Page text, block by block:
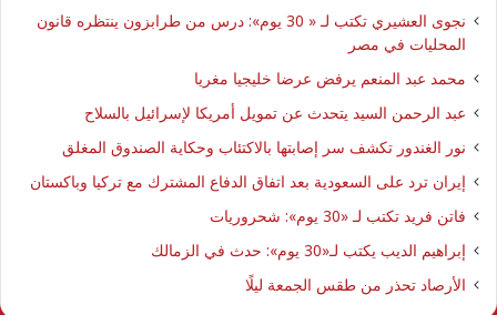
نجوى العشيري تكتب لـ « 30 يوم»: درس من طرابزون ينتظره قانون
المحليات في مصر
محمد عبد المنعم يرفض عرضا خليجيا مغريا
عبد الرحمن السيد يتحدث عن تمويل أمريكا لإسرائيل بالسلاح
نور الغندور تكشف سر إصابتها بالاكتئاب وحكاية الصندوق المغلق
إيران ترد على السعودية بعد اتفاق الدفاع المشترك مع تركيا وباكستان
فاتن فريد تكتب لـ «30 يوم»: شحروريات
إبراهيم الديب يكتب لـ«30 يوم»: حدث في الزمالك
الأرصاد تحذر من طقس الجمعة ليلًا